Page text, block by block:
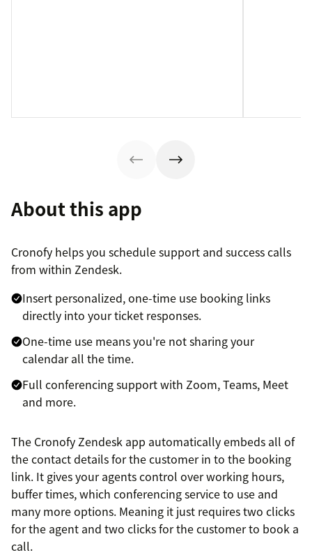
About this app
Cronofy helps you schedule support and success calls
from within Zendesk.
Insert personalized, one-time use booking links
directly into your ticket responses.
One-time use means you're not sharing your
calendar all the time.
Full conferencing support with Zoom, Teams, Meet
and more.
The Cronofy Zendesk app automatically embeds all of
the contact details for the customer in to the booking
link. It gives your agents control over working hours,
buffer times, which conferencing service to use and
many more options. Meaning it just requires two clicks
for the agent and two clicks for the customer to book a
call.